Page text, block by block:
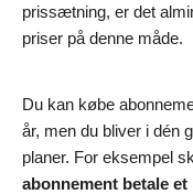
prissætning, er det
priser på denne måde.
Du kan købe
år, men du bliver i dén
planer. For eksempel
abonnement betale